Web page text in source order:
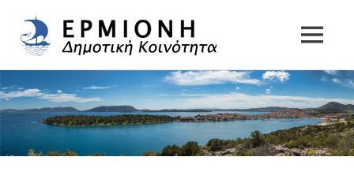
to
content
Δημοτική
Κοινότητα
Ερμιόνης
MENU